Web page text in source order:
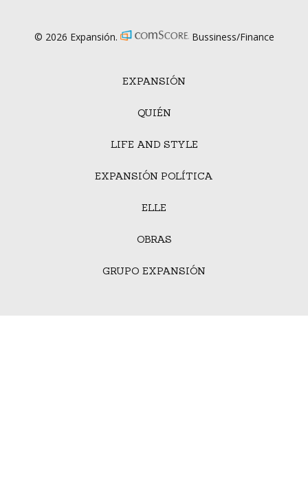
EXPANSIÓN
QUIÉN
LIFE AND STYLE
EXPANSIÓN POLÍTICA
ELLE
OBRAS
GRUPO EXPANSIÓN
© 2026 Expansión. Bussiness/Finance